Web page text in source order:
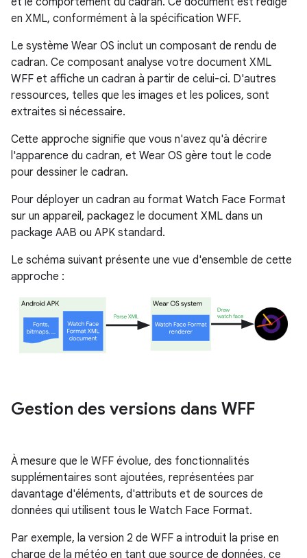
en XML, conformément à la spécification WFF.
Le système Wear OS inclut un composant de rendu de
cadran. Ce composant analyse votre document XML
WFF et affiche un cadran à partir de celui-ci. D'autres
ressources, telles que les images et les polices, sont
extraites si nécessaire.
Cette approche signifie que vous n'avez qu'à décrire
l'apparence du cadran, et Wear OS gère tout le code
pour dessiner le cadran.
Pour déployer un cadran au format Watch Face Format
sur un appareil, packagez le document XML dans un
package AAB ou APK standard.
Le schéma suivant présente une vue d'ensemble de cette
approche :
Gestion des versions dans WFF
À mesure que le WFF évolue, des fonctionnalités
supplémentaires sont ajoutées, représentées par
davantage d'éléments, d'attributs et de sources de
données qui utilisent tous le Watch Face Format.
Par exemple, la version 2 de WFF a introduit la prise en
charge de la météo en tant que source de données, ce